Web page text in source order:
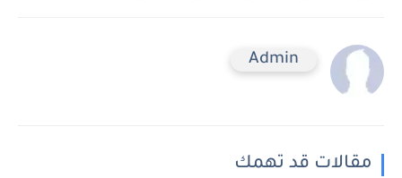
Admin
مقالات قد تهمك